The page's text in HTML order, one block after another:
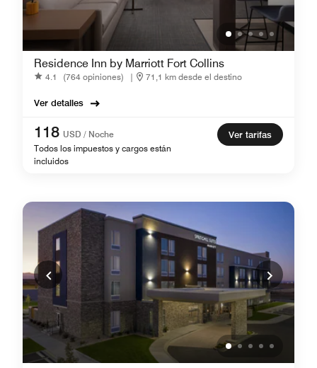
Residence Inn by Marriott Fort Collins
4.1 (764 opiniones) | 71,1 km desde el destino
Ver detalles
118 USD / Noche
Todos los impuestos y cargos están
incluidos
Ver tarifas